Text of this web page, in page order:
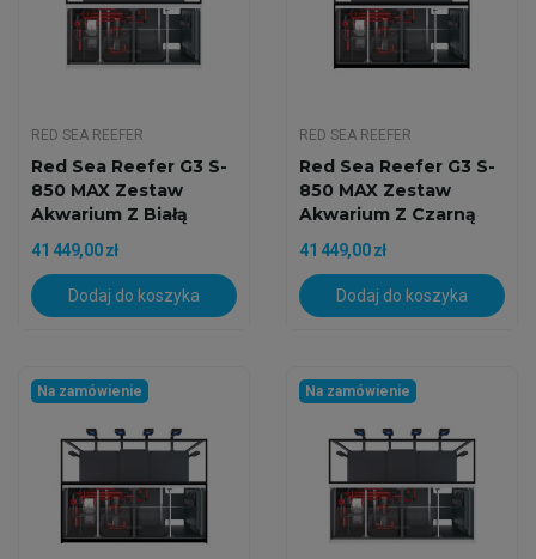
RED SEA REEFER
Red Sea Reefer G3 S-
850 MAX Zestaw
Akwarium Z Białą
Szafką
41 449,00 zł
Dodaj do koszyka
RED SEA REEFER
Red Sea Reefer G3 S-
850 MAX Zestaw
Akwarium Z Czarną
Szafką
41 449,00 zł
Dodaj do koszyka
Na zamówienie Na zamówienie